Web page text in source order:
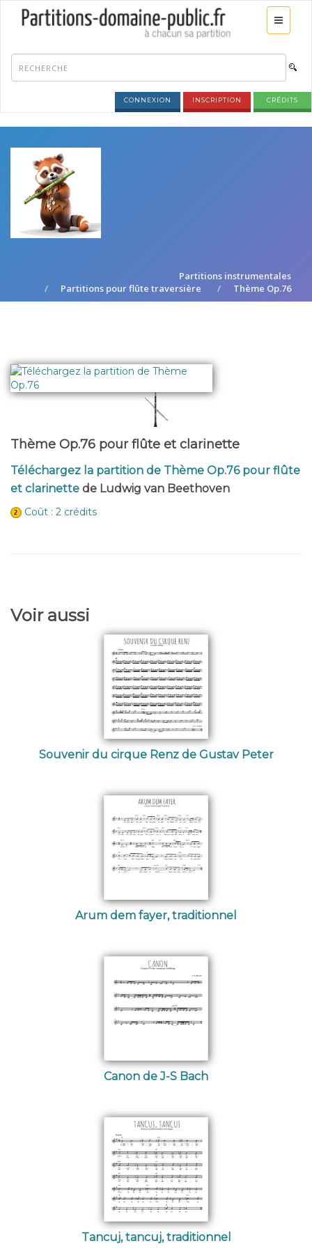
CONNEXION INSCRIPTION CRÉDITS
Partitions instrumentales
Partitions pour flûte traversière
Thème Op.76
Thème Op.76 pour flûte et clarinette
Téléchargez la partition de Thème Op.76 pour flûte
et clarinette de Ludwig van Beethoven
Coût : 2 crédits
Voir aussi
Souvenir du cirque Renz de Gustav Peter
Arum dem fayer, traditionnel
Canon de J-S Bach
Tancuj, tancuj, traditionnel